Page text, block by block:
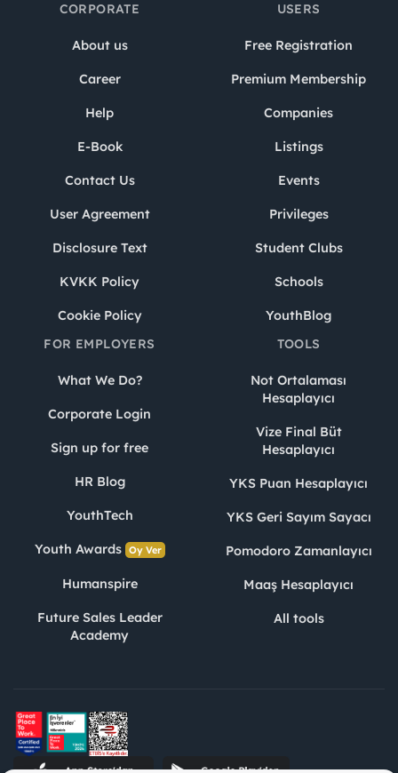
CORPORATE
About us
Career
Help
E-Book
Contact Us
User Agreement
Disclosure Text
KVKK Policy
Cookie Policy
USERS
Free Registration
Premium Membership
Companies
Listings
Events
Privileges
Student Clubs
Schools
YouthBlog
FOR EMPLOYERS
What We Do?
Corporate Login
Sign up for free
HR Blog
YouthTech
Youth Awards Oy Ver
Humanspire
Future Sales Leader
Academy
TOOLS
Not Ortalaması
Hesaplayıcı
Vize Final Büt
Hesaplayıcı
YKS Puan Hesaplayıcı
YKS Geri Sayım Sayacı
Pomodoro Zamanlayıcı
Maaş Hesaplayıcı
All tools